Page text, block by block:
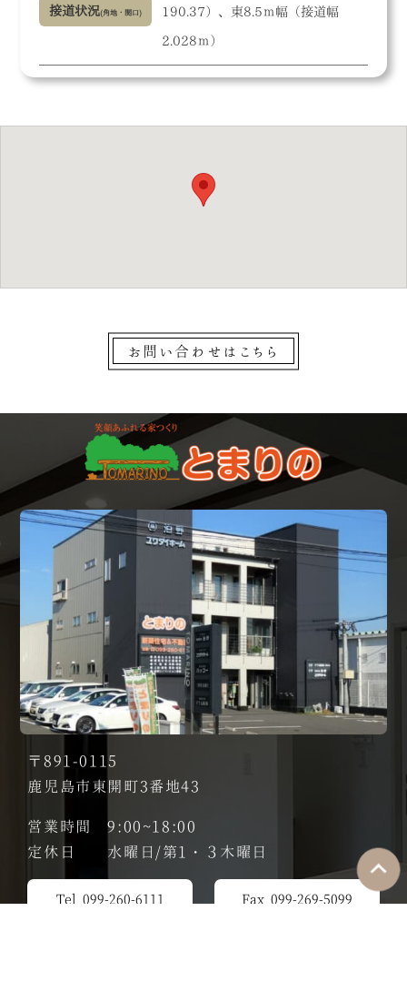
接道状況(角地・関口)
190.37）、東8.5ｍ幅（接道幅
2.028ｍ）
お問い合わせはこちら
〒891-0115
鹿児島市東開町3番地43
営業時間 9:00~18:00
定休日 水曜日/第1・３木曜日
Tel 099-260-6111 Fax 099-269-5099